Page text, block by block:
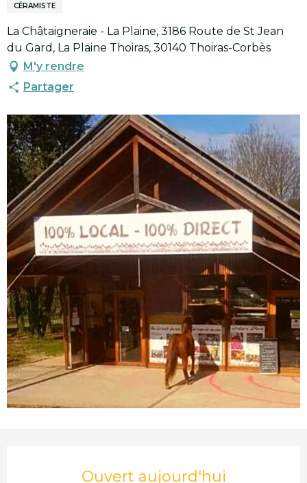
CÉRAMISTE
La Châtaigneraie - La Plaine, 3186 Route de St Jean
du Gard, La Plaine Thoiras, 30140 Thoiras-Corbès
M'y rendre
Partager
Ouvert aujourd'hui